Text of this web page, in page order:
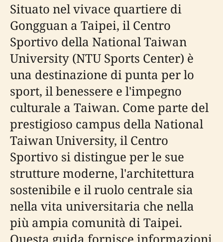
Situato nel vivace quartiere di
Gongguan a Taipei, il Centro
Sportivo della National Taiwan
University (NTU Sports Center) è
una destinazione di punta per lo
sport, il benessere e l'impegno
culturale a Taiwan. Come parte del
prestigioso campus della National
Taiwan University, il Centro
Sportivo si distingue per le sue
strutture moderne, l'architettura
sostenibile e il ruolo centrale sia
nella vita universitaria che nella
più ampia comunità di Taipei.